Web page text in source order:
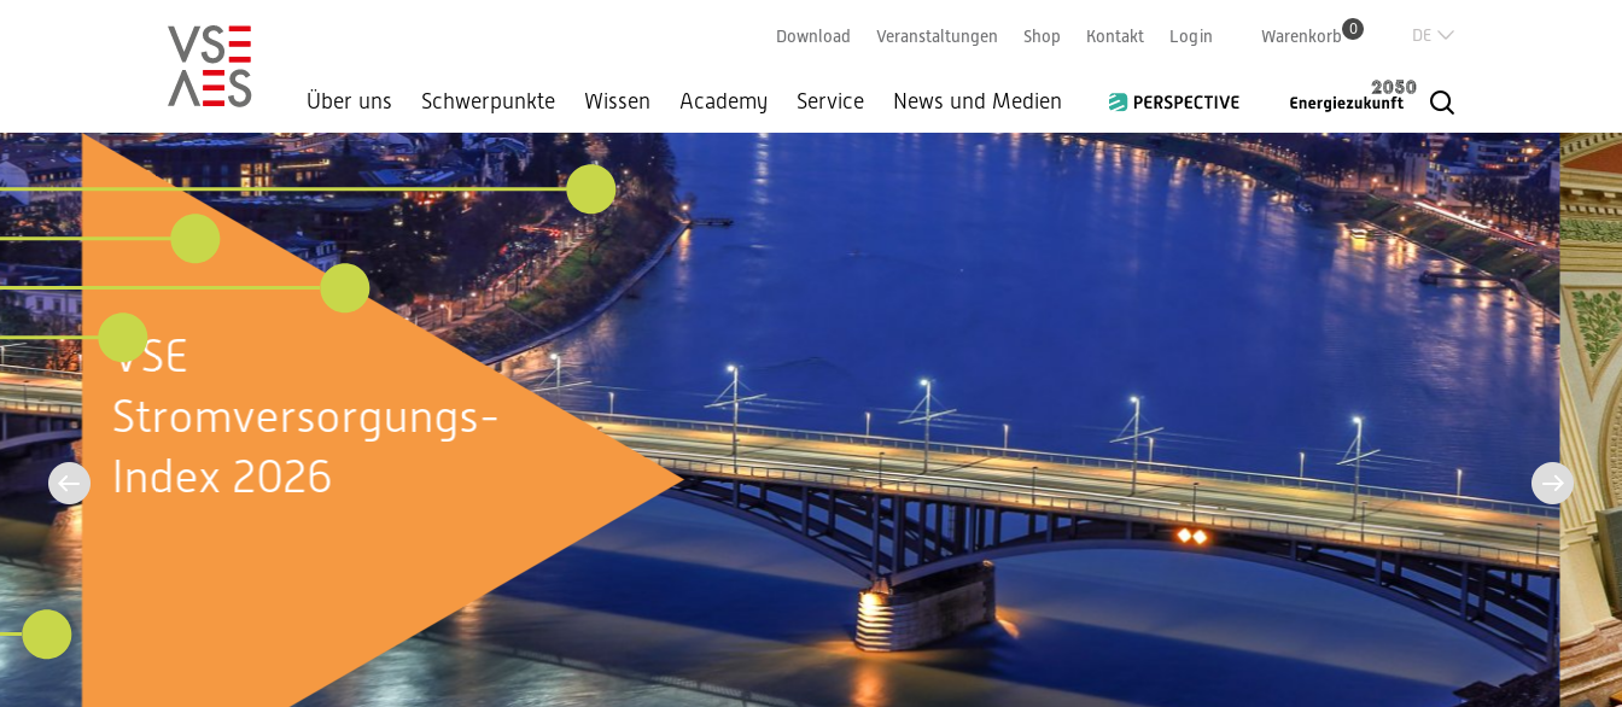
Direkt
zum
Inhalt
Über uns Schwerpunkte Wissen Academy Service News und Medien
Download Veranstaltungen Shop Kontakt Login Warenkorb 0
Aktuell im
Bundeshaus:
Sommersession 2026